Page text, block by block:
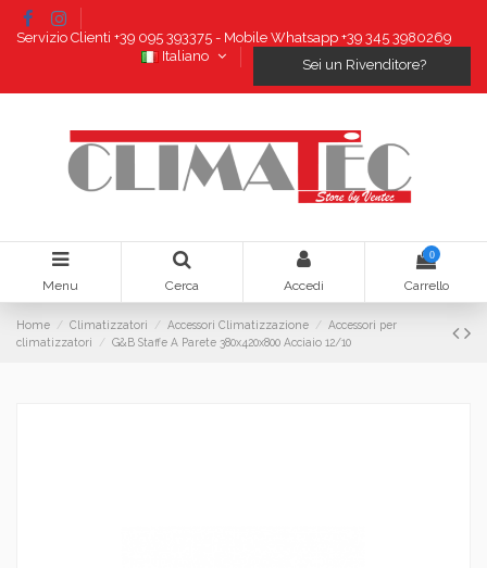
Servizio Clienti +39 095 393375 - Mobile Whatsapp +39 345 3980269
Italiano
Sei un Rivenditore?
Menu Cerca Accedi
0
Carrello
Home Climatizzatori Accessori Climatizzazione
Accessori per
climatizzatori
G&B Staffe A Parete 380x420x800 Acciaio 12/10